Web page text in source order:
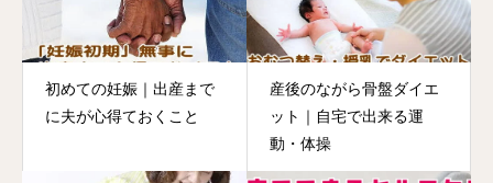
初めての妊娠｜出産まで
に夫が心得ておくこと
産後のながら骨盤ダイエ
ット｜自宅で出来る運
動・体操